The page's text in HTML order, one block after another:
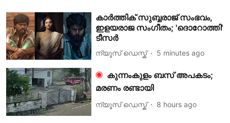
കാർത്തിക് സുബ്ബരാജ് സംഭവം,
ഇളയരാജ സംഗീതം; 'ദൊറോത്തി'
ടീസർ
ന്യൂസ് ഡെസ്ക് 5 minutes ago
കുന്നംകുളം ബസ് അപകടം;
മരണം രണ്ടായി
ന്യൂസ് ഡെസ്ക് 8 hours ago